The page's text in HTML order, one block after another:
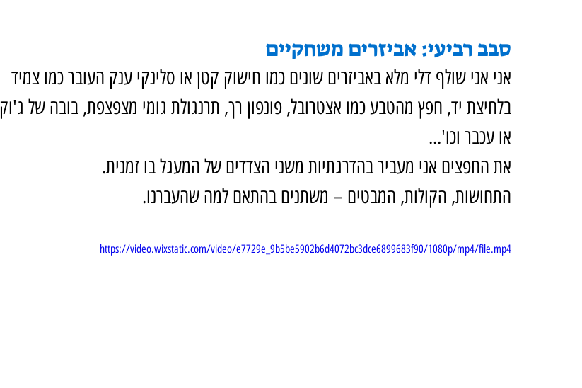
סבב רביעי: אביזרים משחקיים
אני אני שולף דלי מלא באביזרים שונים כמו חישוק קטן או סלינקי ענק העובר כמו צמיד
בלחיצת יד, חפץ מהטבע כמו אצטרובל, פונפון רך, תרנגולת גומי מצפצפת, בובה של ג'וק
או עכבר וכו'...
את החפצים אני מעביר בהדרגתיות משני הצדדים של המעגל בו זמנית.
התחושות, הקולות, המבטים – משתנים בהתאם למה שהעברנו.
https://video.wixstatic.com/video/e7729e_9b5be5902b6d4072bc3dce6899683f90/1080p/mp4/file.mp4